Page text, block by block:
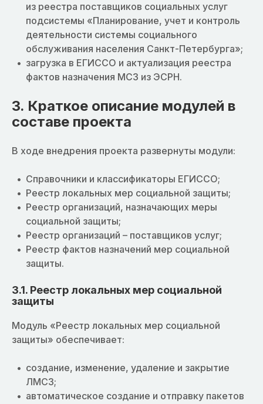
из реестра поставщиков социальных услуг
подсистемы «Планирование, учет и контроль
деятельности системы социального
обслуживания населения Санкт-Петербурга»;
загрузка в ЕГИССО и актуализация реестра
фактов назначения МСЗ из ЭСРН.
3. Краткое описание модулей в
составе проекта
В ходе внедрения проекта развернуты модули:
Справочники и классификаторы ЕГИССО;
Реестр локальных мер социальной защиты;
Реестр организаций, назначающих меры
социальной защиты;
Реестр организаций – поставщиков услуг;
Реестр фактов назначений мер социальной
защиты.
3.1. Реестр локальных мер социальной
защиты
Модуль «Реестр локальных мер социальной
защиты» обеспечивает:
создание, изменение, удаление и закрытие
ЛМСЗ;
автоматическое создание и отправку пакетов